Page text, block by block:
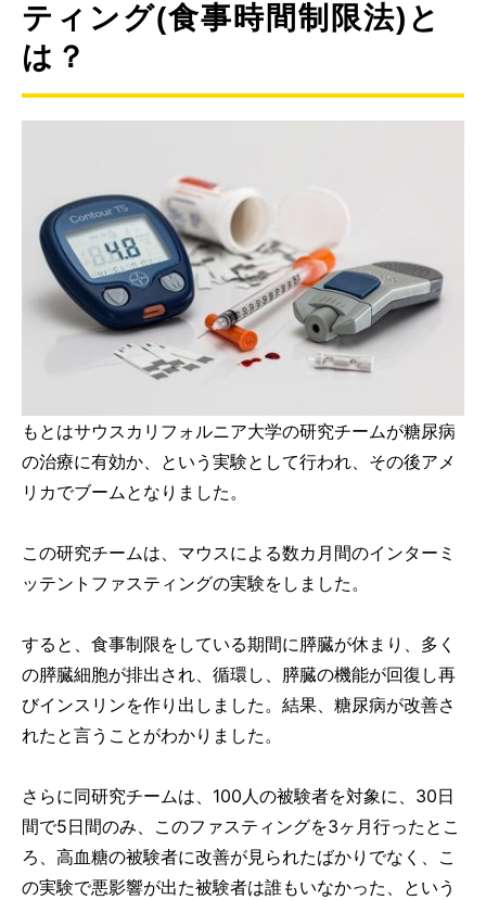
ティング(食事時間制限法)と
は？
もとはサウスカリフォルニア大学の研究チームが糖尿病
の治療に有効か、という実験として行われ、その後アメ
リカでブームとなりました。
この研究チームは、マウスによる数カ月間のインターミ
ッテントファスティングの実験をしました。
すると、食事制限をしている期間に膵臓が休まり、多く
の膵臓細胞が排出され、循環し、膵臓の機能が回復し再
びインスリンを作り出しました。結果、糖尿病が改善さ
れたと言うことがわかりました。
さらに同研究チームは、100人の被験者を対象に、30日
間で5日間のみ、このファスティングを3ヶ月行ったとこ
ろ、高血糖の被験者に改善が見られたばかりでなく、こ
の実験で悪影響が出た被験者は誰もいなかった、という